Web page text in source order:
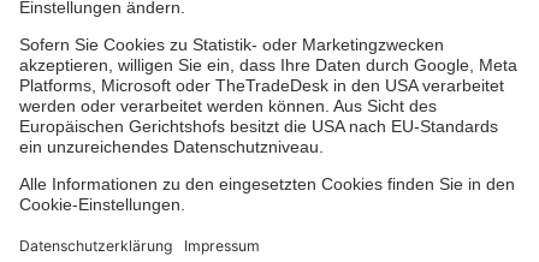
Dienste & Leistungen
Mitarbeiten & Lernen